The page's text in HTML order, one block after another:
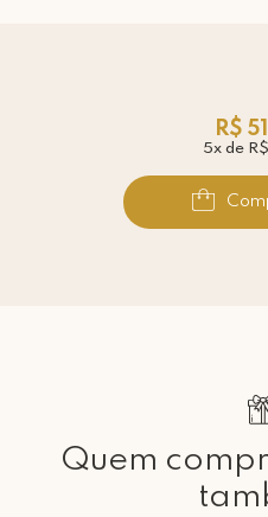
R$
5x de
Quem